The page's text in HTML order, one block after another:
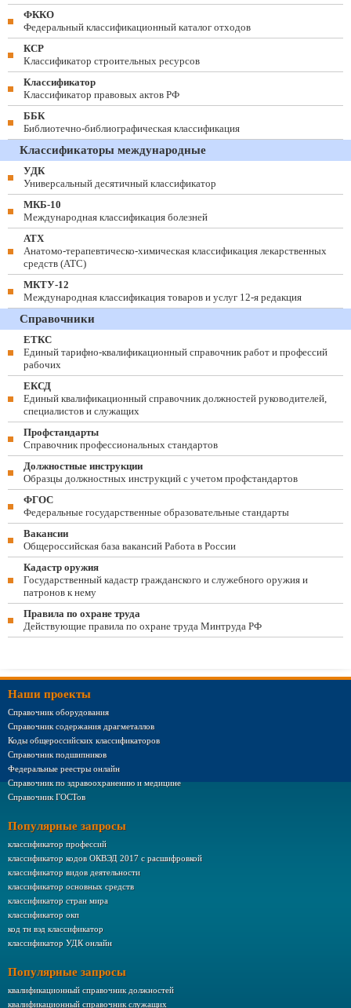
ФККО
Федеральный классификационный каталог отходов
КСР
Классификатор строительных ресурсов
Классификатор
Классификатор правовых актов РФ
ББК
Библиотечно-библиографическая классификация
Классификаторы международные
УДК
Универсальный десятичный классификатор
МКБ-10
Международная классификация болезней
АТХ
Анатомо-терапевтическо-химическая классификация лекарственных
средств (ATC)
МКТУ-12
Международная классификация товаров и услуг 12-я редакция
Справочники
ЕТКС
Единый тарифно-квалификационный справочник работ и профессий
рабочих
ЕКСД
Единый квалификационный справочник должностей руководителей,
специалистов и служащих
Профстандарты
Справочник профессиональных стандартов
Должностные инструкции
Образцы должностных инструкций с учетом профстандартов
ФГОС
Федеральные государственные образовательные стандарты
Вакансии
Общероссийская база вакансий Работа в России
Кадастр оружия
Государственный кадастр гражданского и служебного оружия и
патронов к нему
Правила по охране труда
Действующие правила по охране труда Минтруда РФ
Наши проекты
Справочник оборудования
Справочник содержания драгметаллов
Коды общероссийских классификаторов
Справочник подшипников
Федеральные реестры онлайн
Справочник по здравоохранению и медицине
Справочник ГОСТов
Популярные запросы
классификатор профессий
классификатор кодов ОКВЭД 2017 с расшифровкой
классификатор видов деятельности
классификатор основных средств
классификатор стран мира
классификатор окп
код тн вэд классификатор
классификатор УДК онлайн
Популярные запросы
квалификационный справочник должностей
квалификационный справочник служащих